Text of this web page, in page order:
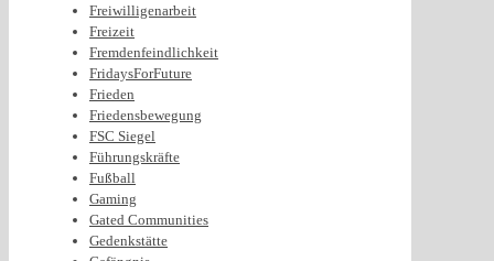
Freiwilligenarbeit
Freizeit
Fremdenfeindlichkeit
FridaysForFuture
Frieden
Friedensbewegung
FSC Siegel
Führungskräfte
Fußball
Gaming
Gated Communities
Gedenkstätte